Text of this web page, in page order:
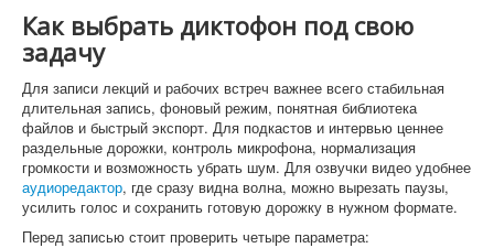
Как выбрать диктофон под свою
задачу
Для записи лекций и рабочих встреч важнее всего стабильная
длительная запись, фоновый режим, понятная библиотека
файлов и быстрый экспорт. Для подкастов и интервью ценнее
раздельные дорожки, контроль микрофона, нормализация
громкости и возможность убрать шум. Для озвучки видео удобнее
аудиоредактор, где сразу видна волна, можно вырезать паузы,
усилить голос и сохранить готовую дорожку в нужном формате.
Перед записью стоит проверить четыре параметра: